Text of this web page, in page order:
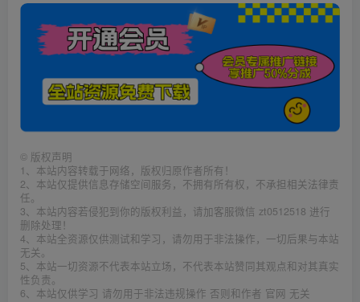
© 版权声明
1、本站内容转载于网络，版权归原作者所有！
2、本站仅提供信息存储空间服务，不拥有所有权，不承担相关法律责
任。
3、本站内容若侵犯到你的版权利益，请加客服微信 zt0512518 进行
删除处理！
4、本站全资源仅供测试和学习，请勿用于非法操作，一切后果与本站
无关。
5、本站一切资源不代表本站立场，不代表本站赞同其观点和对其真实
性负责。
6、本站仅供学习 请勿用于非法违规操作 否则和作者 官网 无关